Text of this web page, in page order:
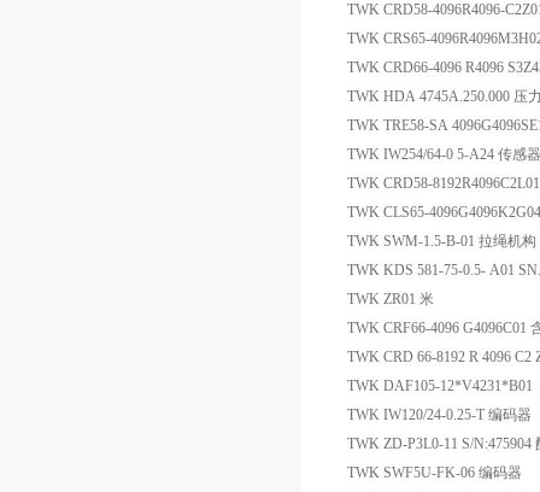
TWK CRD58-4096R4096-
TWK CRS65-
TWK CRD66-4096 R4096
TWK HDA 4745A.250.000 压
TWK TRE58-SA
TWK IW254/64-0 5-A24 传感器
TWK CRD58-
TWK CLS65-
TWK SWM-1.5-B-01 拉绳机构
TWK KDS 581-75-0.5- A01
TWK ZR01 米
TWK CRF66-4096 G4096C01
TWK CRD 66-8192 R 4096 C2
TWK DAF105-
TWK IW120/24-0.25-T 编码器
TWK ZD-P3L0-11 S/N:475904
TWK SWF5U-FK-06 编码器